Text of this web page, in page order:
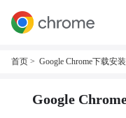
首页 > Google Chrome下载安
Google